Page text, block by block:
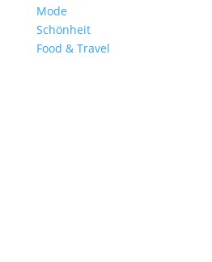
Mode
Schönheit
Food & Travel